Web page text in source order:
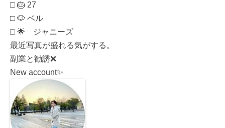
□ 🎂 27
□ 🐶 ベル
□ 🌟 ジャニーズ
最近写真が盛れる気がする。
副業と勧誘❌
New account✨